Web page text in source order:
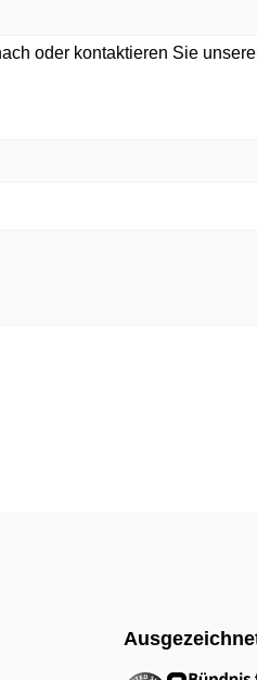
oder kontaktieren Sie